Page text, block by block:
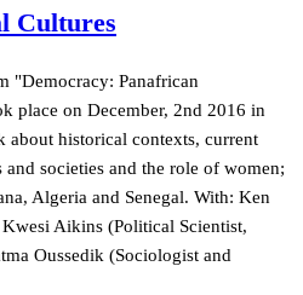
Cultures
"Democracy: Panafrican
place on December, 2nd 2016 in
about historical contexts, current
societies and the role of women;
Algeria and Senegal. With: Ken
Aikins (Political Scientist,
Oussedik (Sociologist and